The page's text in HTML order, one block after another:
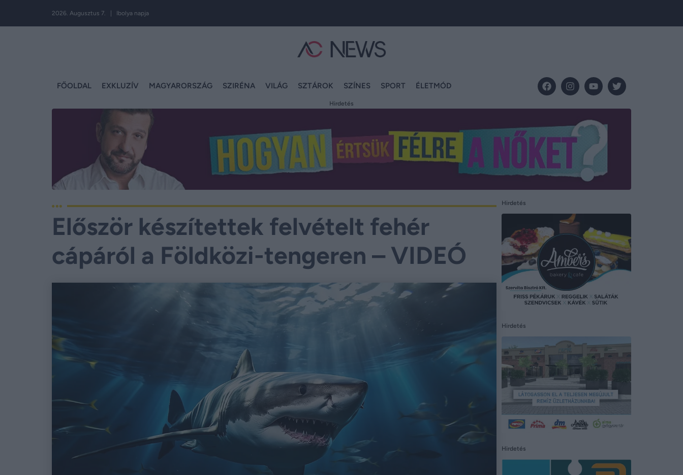
2026. Augusztus 7. | Ibolya napja
FŐOLDAL EXKLUZÍV MAGYARORSZÁG SZIRÉNA VILÁG SZTÁROK SZÍNES SPORT ÉLETMÓD
Hirdetés
Először készítettek felvételt fehér
cápáról a Földközi-tengeren – VIDEÓ
Hirdetés
Hirdetés
Hirdetés